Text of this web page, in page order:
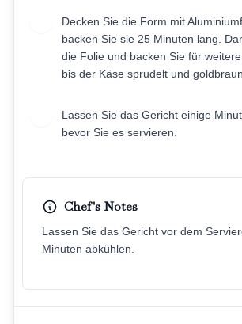
Decken Sie die Form mit
backen Sie sie 25 Minuten lang.
die Folie und backen Sie für
bis der Käse sprudelt und
Lassen Sie das Gericht einige
bevor Sie es servieren.
Chef's Notes
Lassen Sie das Gericht vor dem
Minuten abkühlen.